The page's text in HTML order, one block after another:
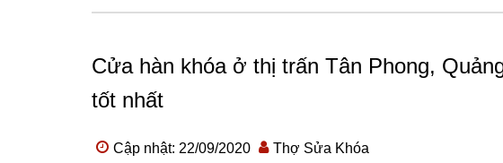
Cửa hàn khóa ở thị trấn Tân Phong,
tốt nhất
Cập nhật: 22/09/2020 Thợ Sửa Khóa